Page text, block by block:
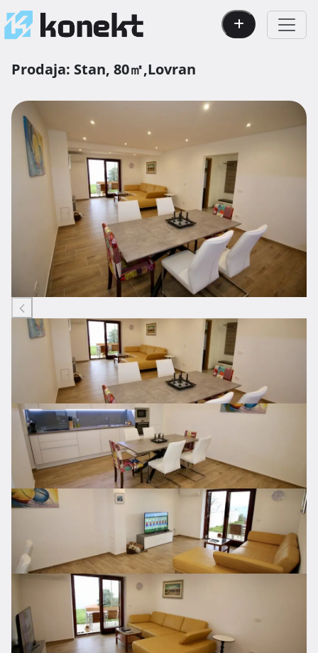
Prodaja: Stan, 80㎡,Lovran